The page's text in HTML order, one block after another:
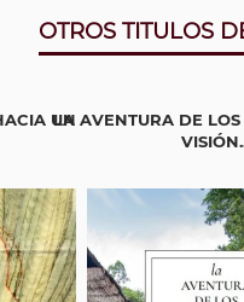
OTROS TITULOS
UN
LA AVENTURA DE